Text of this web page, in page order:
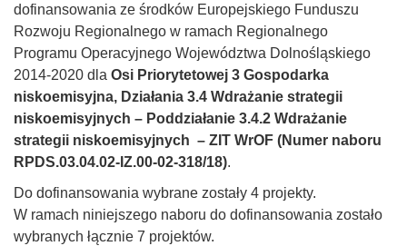
dofinansowania ze środków Europejskiego Funduszu
Rozwoju Regionalnego w ramach Regionalnego
Programu Operacyjnego Województwa Dolnośląskiego
2014-2020 dla Osi Priorytetowej 3 Gospodarka
niskoemisyjna, Działania 3.4 Wdrażanie strategii
niskoemisyjnych – Poddziałanie 3.4.2 Wdrażanie
strategii niskoemisyjnych – ZIT WrOF (Numer naboru
RPDS.03.04.02-IZ.00-02-318/18).
Do dofinansowania wybrane zostały 4 projekty.
W ramach niniejszego naboru do dofinansowania zostało
wybranych łącznie 7 projektów.